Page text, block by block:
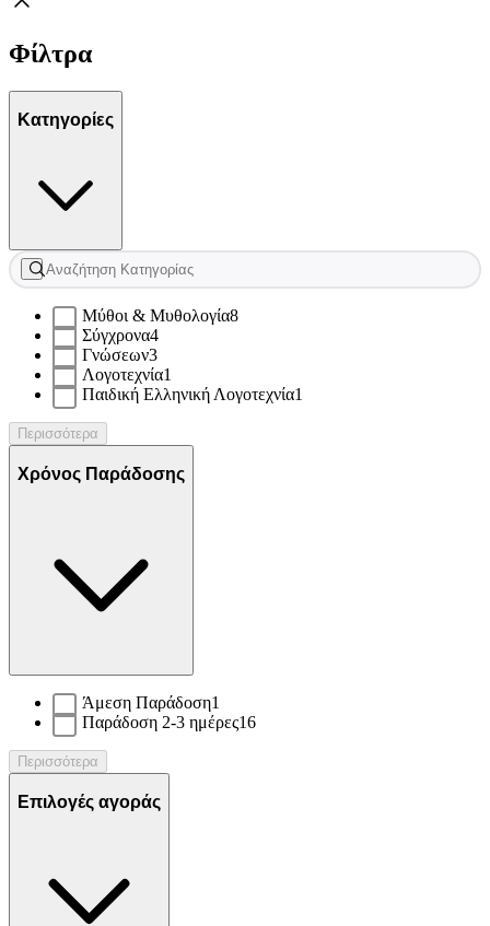
Φίλτρα
Κατηγορίες
Μύθοι & Μυθολογία8
Σύγχρονα4
Γνώσεων3
Λογοτεχνία1
Παιδική Ελληνική Λογοτεχνία1
Περισσότερα
Χρόνος Παράδοσης
Άμεση Παράδοση1
Παράδοση 2-3 ημέρες16
Περισσότερα
Επιλογές αγοράς